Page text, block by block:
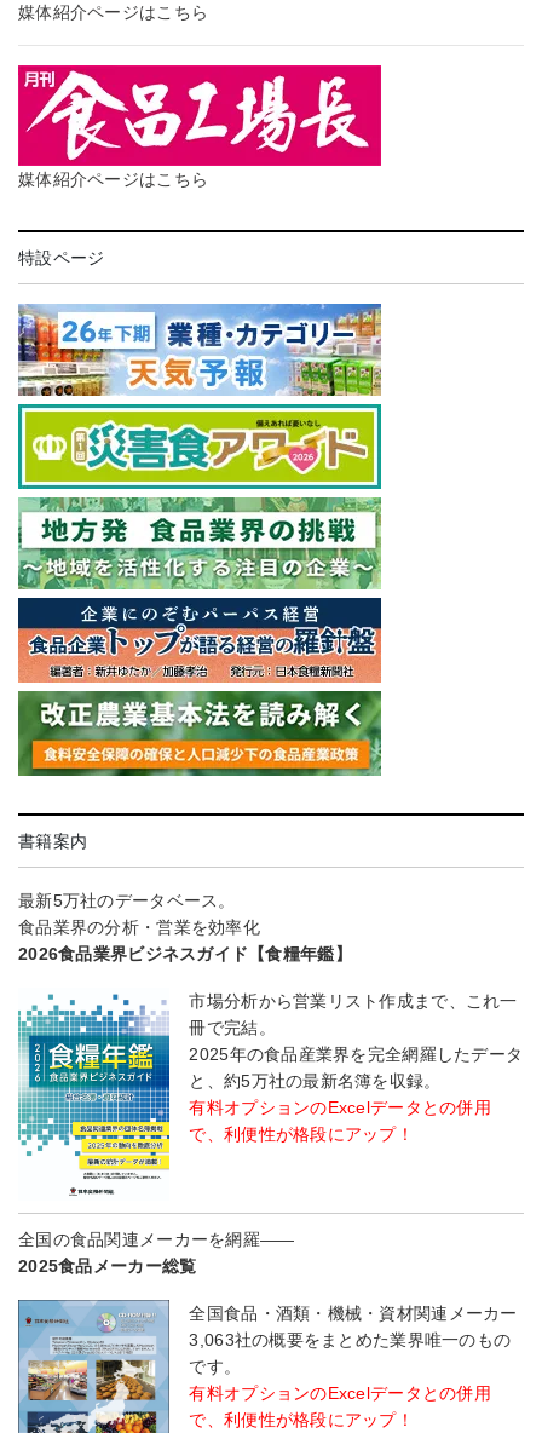
媒体紹介ページはこちら
媒体紹介ページはこちら
特設ページ
書籍案内
最新5万社のデータベース。
食品業界の分析・営業を効率化
2026食品業界ビジネスガイド【食糧年鑑】
市場分析から営業リスト作成まで、これ一
冊で完結。
2025年の食品産業界を完全網羅したデータ
と、約5万社の最新名簿を収録。
有料オプションのExcelデータとの併用
で、利便性が格段にアップ！
全国の食品関連メーカーを網羅――
2025食品メーカー総覧
全国食品・酒類・機械・資材関連メーカー
3,063社の概要をまとめた業界唯一のもの
です。
有料オプションのExcelデータとの併用
で、利便性が格段にアップ！